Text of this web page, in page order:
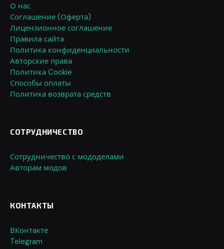
О нас
Соглашение (Оферта)
Лицензионное соглашение
Правила сайта
Политика конфиденциальности
Авторские права
Политика Cookie
Способы оплаты
Политика возврата средств
СОТРУДНИЧЕСТВО
Сотрудничество с мододелами
Авторам модов
КОНТАКТЫ
ВКонтакте
Telegram